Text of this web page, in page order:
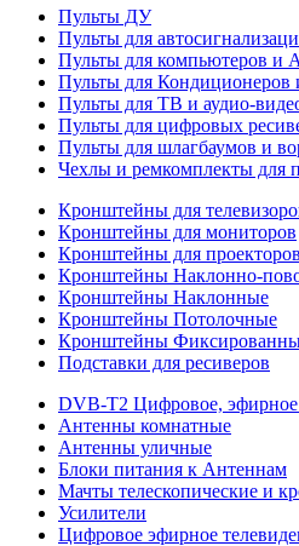
Пульты ДУ
Пульты для
Пульты для компьютеров и
Пульты для Кондиционеров
Пульты для ТВ и аудио-
Пульты для цифровых
Пульты для шлагбаумов и
Чехлы и ремкомплекты для
Кронштейны для
Кронштейны для мониторов
Кронштейны для проекторов
Кронштейны Наклонно-
Кронштейны Наклонные
Кронштейны Потолочные
Кронштейны
Подставки для ресиверов
DVB-T2 Цифровое,
Антенны комнатные
Антенны уличные
Блоки питания к Антеннам
Мачты телескопические и
Усилители
Цифровое эфирное